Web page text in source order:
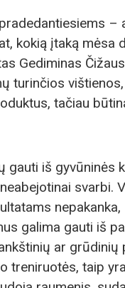
–
kokią įtaką mėsa
Gediminas
turinčios
tačiau
gauti iš gyvūninės
svarbi.
nepakanka,
galima gauti iš
ar grūdinių
treniruotės, taip